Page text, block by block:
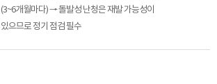
(3~6개월마다) → 돌발성 난청은 재발 가능성이
있으므로 정기 점검 필수